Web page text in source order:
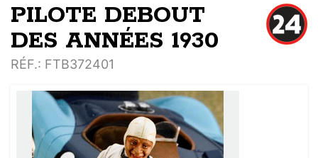
PILOTE DEBOUT
DES ANNÉES 1930
RÉF.: FTB372401